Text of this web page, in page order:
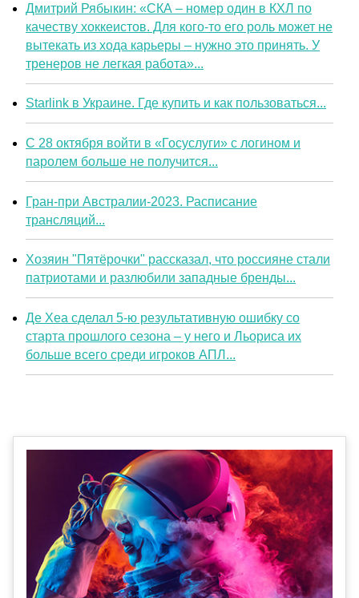
Дмитрий Рябыкин: «СКА – номер один в КХЛ по
качеству хоккеистов. Для кого-то его роль может не
вытекать из хода карьеры – нужно это принять. У
тренеров не легкая работа»...
Starlink в Украине. Где купить и как пользоваться...
С 28 октября войти в «Госуслуги» с логином и
паролем больше не получится...
Гран-при Австралии-2023. Расписание
трансляций...
Хозяин "Пятёрочки" рассказал, что россияне стали
патриотами и разлюбили западные бренды...
Де Хеа сделал 5-ю результативную ошибку со
старта прошлого сезона – у него и Льориса их
больше всего среди игроков АПЛ...